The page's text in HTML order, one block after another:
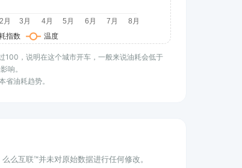
100，说明在这个城市开车，一般来说油耗会低于
响。
省油耗趋势。
么互联™并未对原始数据进行任何修改。